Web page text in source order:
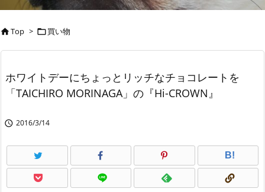
Top > 買い物
ホワイトデーにちょっとリッチなチョコレートを
「TAICHIRO MORINAGA」の『Hi-CROWN』
 2016/3/14
B!